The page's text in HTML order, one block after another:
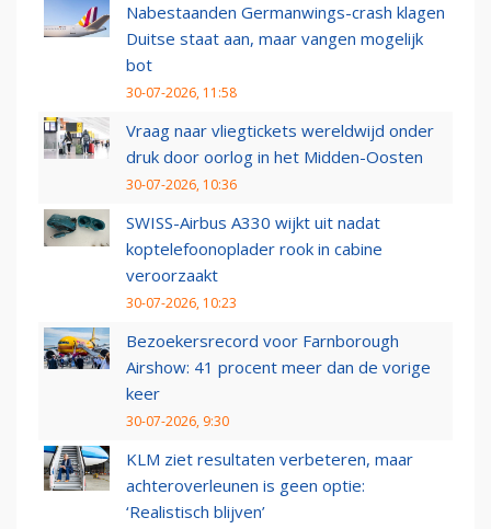
Nabestaanden Germanwings-crash klagen
Duitse staat aan, maar vangen mogelijk
bot
30-07-2026, 11:58
Vraag naar vliegtickets wereldwijd onder
druk door oorlog in het Midden-Oosten
30-07-2026, 10:36
SWISS-Airbus A330 wijkt uit nadat
koptelefoonoplader rook in cabine
veroorzaakt
30-07-2026, 10:23
Bezoekersrecord voor Farnborough
Airshow: 41 procent meer dan de vorige
keer
30-07-2026, 9:30
KLM ziet resultaten verbeteren, maar
achteroverleunen is geen optie:
‘Realistisch blijven’